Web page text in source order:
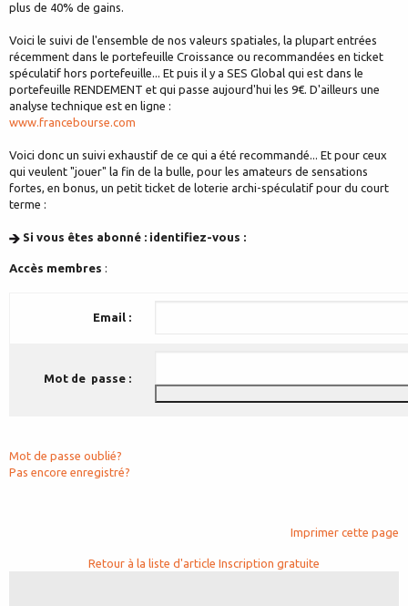
plus de 40% de gains.
Voici le suivi de l'ensemble de nos valeurs spatiales, la plupart entrées
récemment dans le portefeuille Croissance ou recommandées en ticket
spéculatif hors portefeuille... Et puis il y a SES Global qui est dans le
portefeuille RENDEMENT et qui passe aujourd'hui les 9€. D'ailleurs une
analyse technique est en ligne :
www.francebourse.com
Voici donc un suivi exhaustif de ce qui a été recommandé... Et pour ceux
qui veulent "jouer" la fin de la bulle, pour les amateurs de sensations
fortes, en bonus, un petit ticket de loterie archi-spéculatif pour du court
terme :
Si vous êtes abonné : identifiez-vous :
Accès membres :
Email :
Mot de passe :
Mot de passe oublié?
Pas encore enregistré?
Imprimer cette page
Retour à la liste d'article Inscription gratuite